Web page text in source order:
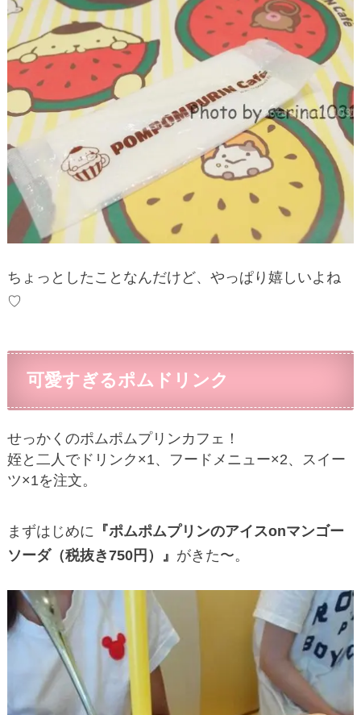
ちょっとしたことなんだけど、やっぱり嬉しいよね
♡
可愛すぎるポムドリンク
せっかくのポムポムプリンカフェ！
姪と二人でドリンク×1、フードメニュー×2、スイー
ツ×1を注文。
まずはじめに 『ポムポムプリンのアイスonマンゴー
ソーダ（税抜き750円）』 がきた〜。